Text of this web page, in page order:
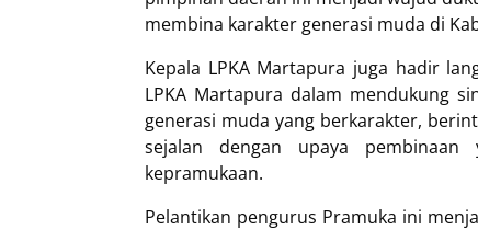
membina karakter generasi muda di
Kepala LPKA Martapura juga hadir
LPKA Martapura dalam mendukung
generasi muda yang berkarakter,
sejalan dengan upaya
kepramukaan.
Pelantikan pengurus Pramuka ini